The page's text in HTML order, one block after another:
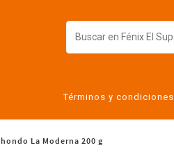
Términos y condiciones
La Moderna 200 g